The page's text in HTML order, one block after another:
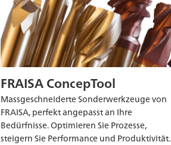
FRAISA ConcepTool
Massgeschneiderte Sonderwerkzeuge von
FRAISA, perfekt angepasst an Ihre
Bedürfnisse. Optimieren Sie Prozesse,
steigern Sie Performance und Produktivität.